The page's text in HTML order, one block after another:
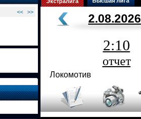
<< >> 2.08.2026
2:10
отчет
Локомотив